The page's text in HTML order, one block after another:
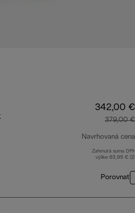
342,00 €
379,00 €
Navrhovaná cena
Zahrnutá suma
výške 63,95 €
Porovnať